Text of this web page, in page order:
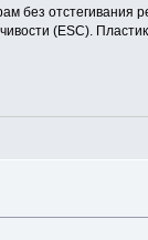
без отстегивания
(ESC).